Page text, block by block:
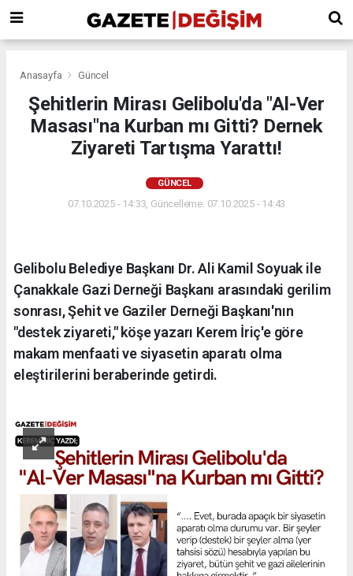
Anasayfa Güncel
Şehitlerin Mirası Gelibolu'da "Al-Ver
Masası"na Kurban mı Gitti? Dernek
Ziyareti Tartışma Yarattı!
GÜNCEL
07.10.2025 - 14:33, Güncelleme: 07.10.2025 - 14:43
Gelibolu Belediye Başkanı Dr. Ali Kamil Soyuak ile
Çanakkale Gazi Derneği Başkanı arasındaki gerilim
sonrası, Şehit ve Gaziler Derneği Başkanı'nın
"destek ziyareti," köşe yazarı Kerem İriç'e göre
makam menfaati ve siyasetin aparatı olma
eleştirilerini beraberinde getirdi.